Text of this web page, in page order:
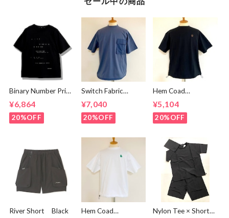
Binary Number Print
¥6,864
20%OFF
Switch Fabric
Ash Navy
¥7,040
20%OFF
Hem Coad
shirts Black /
Brown
¥5,104
20%OFF
River Short Black
Hem Coad
Nylon Tee × Shorts